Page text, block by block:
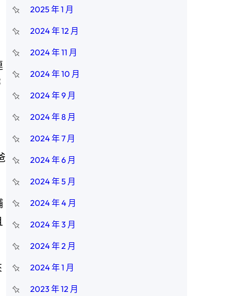
2025 年 1 月
2024 年 12 月
2024 年 11 月
2024 年 10 月
2024 年 9 月
2024 年 8 月
2024 年 7 月
2024 年 6 月
2024 年 5 月
2024 年 4 月
2024 年 3 月
2024 年 2 月
2024 年 1 月
2023 年 12 月